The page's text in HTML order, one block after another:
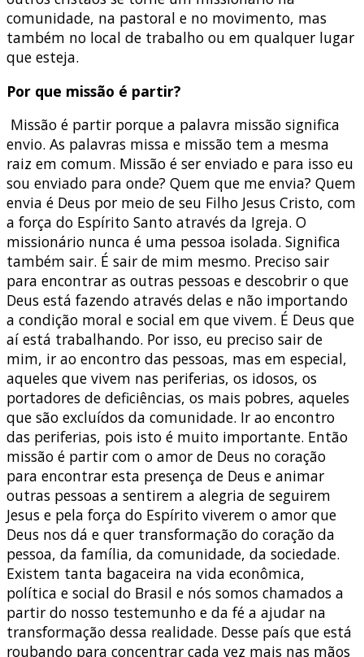
comunidade, na pastoral e no movimento, mas
também no local de trabalho ou em qualquer lugar
que esteja.
Por que missão é partir?
Missão é partir porque a palavra missão significa
envio. As palavras missa e missão tem a mesma
raiz em comum. Missão é ser enviado e para isso eu
sou enviado para onde? Quem que me envia? Quem
envia é Deus por meio de seu Filho Jesus Cristo, com
a força do Espírito Santo através da Igreja. O
missionário nunca é uma pessoa isolada. Significa
também sair. É sair de mim mesmo. Preciso sair
para encontrar as outras pessoas e descobrir o que
Deus está fazendo através delas e não importando
a condição moral e social em que vivem. É Deus que
aí está trabalhando. Por isso, eu preciso sair de
mim, ir ao encontro das pessoas, mas em especial,
aqueles que vivem nas periferias, os idosos, os
portadores de deficiências, os mais pobres, aqueles
que são excluídos da comunidade. Ir ao encontro
das periferias, pois isto é muito importante. Então
missão é partir com o amor de Deus no coração
para encontrar esta presença de Deus e animar
outras pessoas a sentirem a alegria de seguirem
Jesus e pela força do Espírito viverem o amor que
Deus nos dá e quer transformação do coração da
pessoa, da família, da comunidade, da sociedade.
Existem tanta bagaceira na vida econômica,
política e social do Brasil e nós somos chamados a
partir do nosso testemunho e da fé a ajudar na
transformação dessa realidade. Desse país que está
roubando para concentrar cada vez mais nas mãos